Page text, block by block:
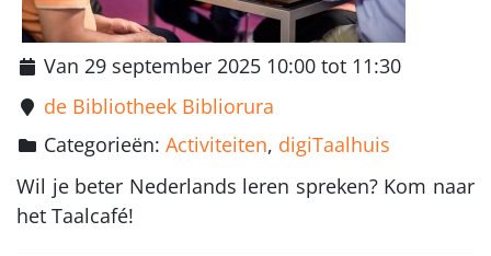
Van 29 september 2025 10:00 tot 11:30
de Bibliotheek Bibliorura
Categorieën: Activiteiten, digiTaalhuis
Wil je beter Nederlands leren spreken? Kom naar
het Taalcafé!